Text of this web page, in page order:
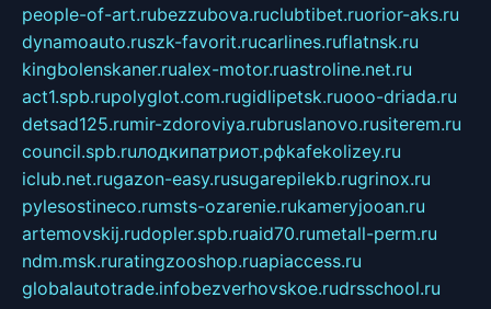
people-of-art.rubezzubova.ruclubtibet.ruorior-aks.ru
dynamoauto.ruszk-favorit.rucarlines.ruflatnsk.ru
kingbolenskaner.rualex-motor.ruastroline.net.ru
act1.spb.rupolyglot.com.rugidlipetsk.ruooo-driada.ru
detsad125.rumir-zdoroviya.rubruslanovo.rusiterem.ru
council.spb.ruлодкипатриот.рфkafekolizey.ru
iclub.net.rugazon-easy.rusugarepilekb.rugrinox.ru
pylesostineco.rumsts-ozarenie.rukameryjooan.ru
artemovskij.rudopler.spb.ruaid70.rumetall-perm.ru
ndm.msk.ruratingzooshop.ruapiaccess.ru
globalautotrade.infobezverhovskoe.rudrsschool.ru